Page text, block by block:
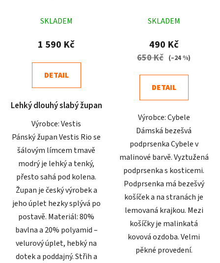
hodnocení
produktu
5,0
z
hvězdiček.
SKLADEM
1 590 Kč
DETAIL
Lehký dlouhý slabý župan
Výrobce: Vestis
Pánský župan Vestis Rio se
šálovým límcem tmavě
modrý je lehký a tenký,
přesto sahá pod kolena.
Župan je český výrobek a
jeho úplet hezky splývá po
postavě. Materiál: 80%
bavlna a 20% polyamid –
velurový úplet, hebký na
dotek a poddajný. Střih a
hodnocení
produktu
je
5
SKLADEM
490 Kč
650 Kč (–24 %)
DETAIL
Výrobce: Cybele
Dámská bezešvá
podprsenka Cybele v
malinové barvě. Vyztužená
podprsenka s kosticemi.
Podprsenka má bezešvý
košíček a na stranách je
lemovaná krajkou. Mezi
košíčky je malinkatá
kovová ozdoba. Velmi
pěkné provedení.